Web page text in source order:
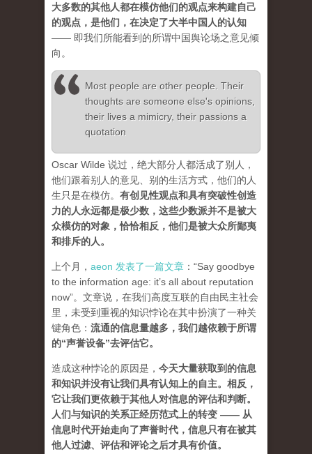
大多数的其他人都在模仿他们的观点来构建自己
的观点，是他们，在决定了大半中国人的认知
—— 即我们所能看到的所谓中国舆论场之意见倾
向。
Most people are other people. Their
thoughts are someone else's opinions,
their lives a mimicry, their passions a
quotation
Oscar Wilde 说过，绝大部分人都活成了别人，
他们跟着别人的意见、别的生活方式，他们的人
生只是在模仿。 有创见性观点和具有突破性创造
力的人永远都是极少数，这些少数派并不是被大
众模仿的对象，恰恰相反，他们是被大众所鄙夷
和排斥的人。
上个月， aeon 发表了一篇文章 ：“Say goodbye
to the information age: it’s all about reputation
now”。文章说，在我们高度互联的自由民主社会
里，未受到重视的知识悖论在其中扮演了一种关
键角色： 流通的信息量越多，我们越依赖于所谓
的“声誉设备”去评估它。
造成这种悖论的原因是， 今天大量获取到的信息
和知识并没有让我们具有认知上的自主。相反，
它让我们更依赖于其他人对信息的评估和判断。
人们与知识的关系正经历范式上的转变 —— 从
信息时代开始走向了声誉时代，信息只有在被其
他人过滤、评估和评论之后才具有价值。